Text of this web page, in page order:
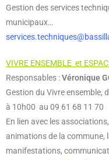
Gestion des services
municipaux…
VIVRE ENSEMBLE et
Responsables :Véronique
Gestion du Vivre ensemble,
à 10h00 au 09 61 68 11 70
En lien avec les
animations de la commune,
manifestations,